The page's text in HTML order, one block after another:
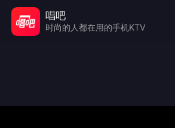
唱吧
时尚的人都在用的手机KTV